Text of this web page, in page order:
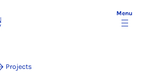
Menu
Projects